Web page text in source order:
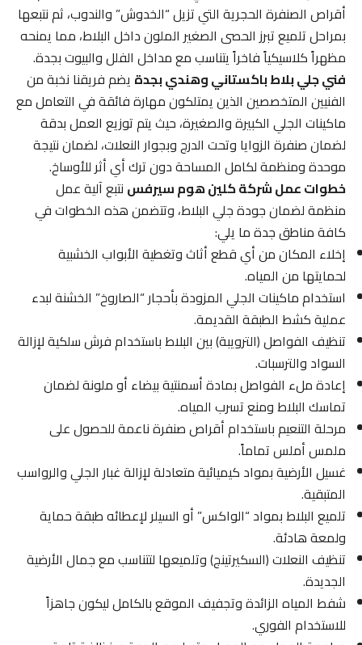
أقراص الصنفرة الحجرية التي تزيل “الخدوش” والندوب، ثم نتبعها
بمراحل تلميع تبرز الحصى الصغير الملون داخل البلاط، مما يمنحه
مظهراً كلاسيكياً فاخراً يتناسب مع مداخل الفلل والبيوت بجدة.
فني جلي بلاط باكستاني وهندي بجدةيضم فريقنا نخبة من
الفنيين المتخصصين الذين يمتلكون مهارة فائقة في التعامل مع
ماكينات الجلي الكبيرة والصغيرة، حيث يتم توزيع العمل بدقة
لضمان صنفرة الزوايا وتحت الدرج وبجوار النعلات، لضمان نتيجة
موحدة ومنظمة لكامل المساحة دون ترك أي أثر للأوساخ.
خطوات عمل شركة كلين هوم سيرفسنتبع آلية عمل
منظمة لضمان جودة جلي البلاط، وتتضمن هذه الخطوات في
كافة مناطق جدة ما يلي:
إخلاء المكان من أي قطع أثاث وتغطية الأبواب الخشبية
لحمايتها من المياه.
استخدام ماكينات الجلي المزودة بأحجار “الصاروخ” الخشنة لبدء
عملية كشط الطبقة القديمة.
تنظيف الفواصل (الترويبة) بين البلاط باستخدام فرش سلكية لإزالة
السواد والترسبات.
إعادة ملء الفواصل بمادة أسمنتية بيضاء أو ملونة لضمان
تماسك البلاط ومنع تسرب المياه.
مرحلة التنعيم باستخدام أقراص صنفرة ناعمة للحصول على
ملمس أملس تماماً.
غسيل الأرضية بمواد كيميائية متعادلة لإزالة غبار الجلي والرواسب
المتبقية.
تلميع البلاط بمواد “الواكس” أو السيلر لإعطائه طبقة حماية
ولمعة هادئة.
تنظيف النعلات (السكيرتينج) وتلميعها لتتناسب مع جمال الأرضية
الجديدة.
شفط المياه الزائدة وتجفيف الموقع بالكامل ليكون جاهزاً
للاستخدام الفوري.